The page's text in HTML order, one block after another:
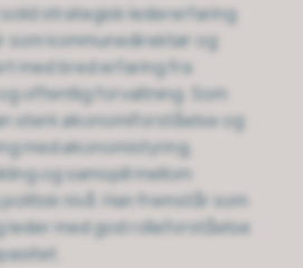
strategisk ledererfaring
som kommunedirektør og
med bred erfaring fra
offentlig forvaltning. Som
sterk økonomiforståelse og
med økonomistyring,
og samspill mellom
nivå. Han fremstår som
leder med god rolleforståelse